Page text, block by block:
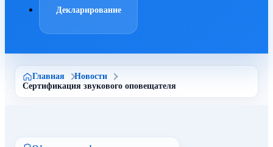
Декларирование
Главная
Новости
Сертификация звукового оповещателя